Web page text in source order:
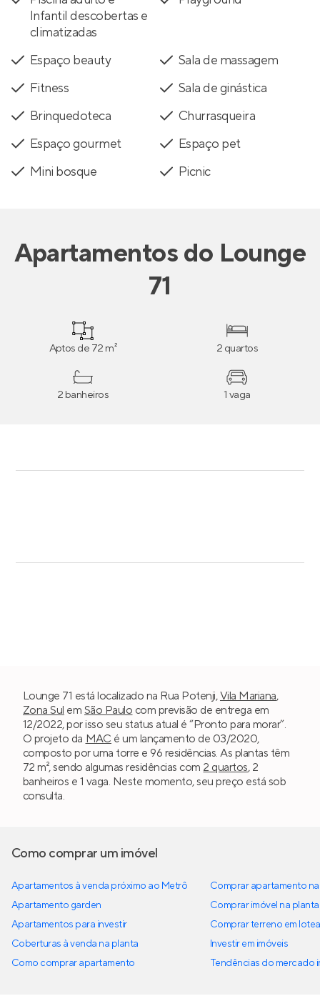
Infantil descobertas e
climatizadas
Espaço beauty
Sala de massagem
Fitness
Sala de ginástica
Brinquedoteca
Churrasqueira
Espaço gourmet
Espaço pet
Mini bosque
Picnic
Apartamentosdo Lounge
71
Aptos de 72 m² 2 quartos
2 banheiros 1 vaga
Lounge 71 está localizado na Rua Potenji,Vila Mariana,
Zona Sul em São Paulo com previsão de entrega em
12/2022, por isso seu status atual é “Pronto para morar”.
O projeto da MAC é um lançamento de 03/2020,
composto por uma torre e 96 residências. As plantas têm
72 m², sendo algumas residências com 2 quartos, 2
banheiros e 1 vaga. Neste momento, seu preço está sob
consulta.
Como comprar um imóvel
Apartamentos à venda próximo ao Metrô
Apartamento garden
Apartamentos para investir
Coberturas à venda na planta
Como comprar apartamento
Comprar apartamento
Comprar imóvel na planta
Comprar terreno em
Investir em imóveis
Tendências do mercado